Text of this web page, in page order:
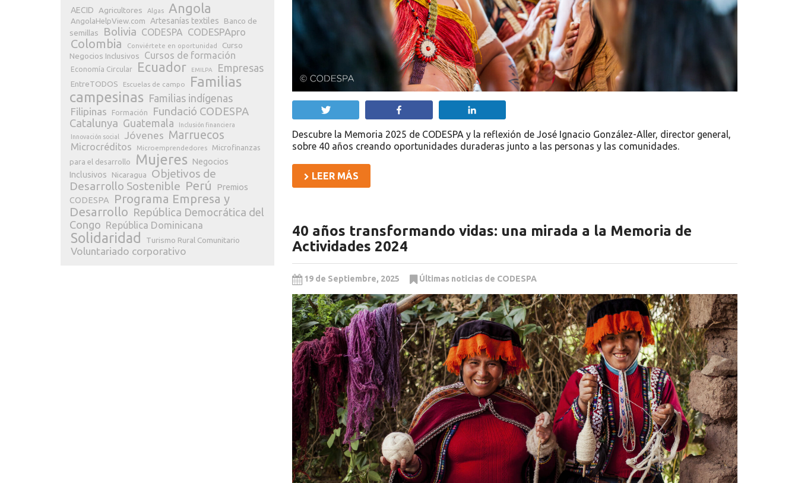
Descubre la Memoria 2025 de CODESPA y la reflexión de José Ignacio González-Aller, director general,
sobre 40 años creando oportunidades duraderas junto a las personas y las comunidades.
LEER MÁS
40 años transformando vidas: una mirada a la Memoria de
Actividades 2024
19 de Septiembre, 2025 Últimas noticias de CODESPA
AECID Agricultores Algas Angola
AngolaHelpView.com Artesanías textiles
Banco de
semillas
Bolivia CODESPA CODESPApro
Colombia Conviértete en oportunidad
Curso
Negocios Inclusivos
Cursos de formación
Economía Circular Ecuador EMILPA Empresas
EntreTODOS Escuelas de campo
Familias
campesinas Familias indígenas
Filipinas
Formación
Fundació CODESPA
Catalunya Guatemala
Inclusión financiera
Innovación social
Jóvenes Marruecos
Microcréditos Microemprendedores
Microfinanzas
para el desarrollo
Mujeres
Negocios
Inclusivos
Nicaragua
Objetivos de
Desarrollo Sostenible Perú
Premios
CODESPA
Programa Empresa y
Desarrollo República Democrática del
Congo República Dominicana
Solidaridad Turismo Rural Comunitario
Voluntariado corporativo